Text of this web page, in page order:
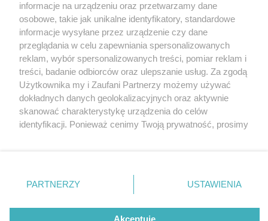
1 / 0
Nie zapomnij
zapoznać się z:
polityką prywatności regulamin korzystania z portali
Twojemiasto
Piekary Śląskie
Chorzów
Tarnowskie Góry
Gliwice
Skontakuj sięz nami
Kontakt
Wydawca
Redakcja
informacje na urządzeniu oraz przetwarzamy dane
osobowe, takie jak unikalne identyfikatory, standardowe
informacje wysyłane przez urządzenie czy dane
przeglądania w celu zapewniania spersonalizowanych
reklam, wybór spersonalizowanych treści, pomiar reklam i
treści, badanie odbiorców oraz ulepszanie usług. Za zgodą
Użytkownika my i Zaufani Partnerzy możemy używać
dokładnych danych geolokalizacyjnych oraz aktywnie
skanować charakterystykę urządzenia do celów
identyfikacji. Ponieważ cenimy Twoją prywatność, prosimy
prywatności znajdujący się w lewym dolnym rogu strony
. Niektóre rodzaje przetwarzania danych nie wymagają
zgody użytkownika, ale masz prawo sprzeciwić się
takiemu przetwarzaniu. Preferencje będą miały
PARTNERZY USTAWIENIA
Akceptuję